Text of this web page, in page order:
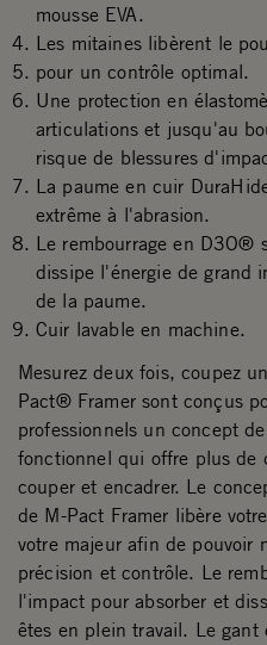
mousse EVA.
Les mitaines libèrent le
pour un contrôle optimal.
Une protection en
articulations et jusqu'au
risque de blessures
La paume en cuir
extrême à l'abrasion.
Le rembourrage en D3O®
dissipe l'énergie de grand
de la paume.
Cuir lavable en machine.
Mesurez deux fois, coupez
Pact® Framer sont conçus
professionnels un concept
fonctionnel qui offre plus de
couper et encadrer. Le
de M-Pact Framer libère
votre majeur afin de pouvoir
précision et contrôle. Le
l'impact pour absorber et
êtes en plein travail. Le